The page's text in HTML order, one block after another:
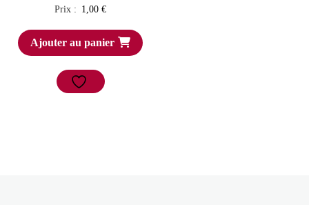
Prix : 1,00€
Ajouter au panier